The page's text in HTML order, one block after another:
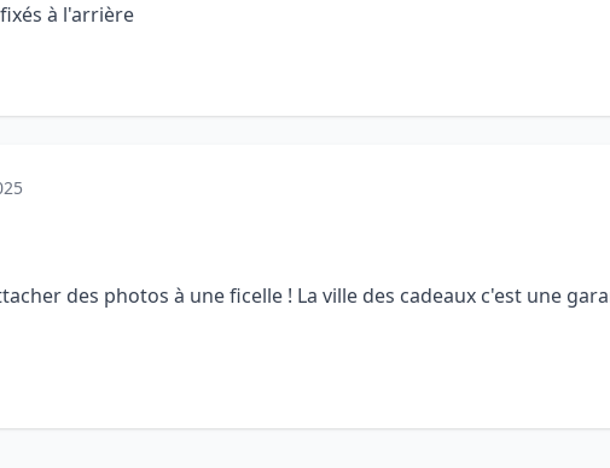
à l'arrière
des photos à une ficelle ! La ville des cadeaux c'est une